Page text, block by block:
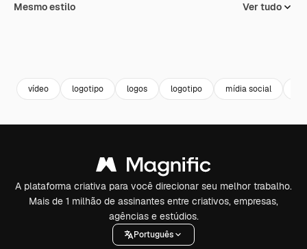
Mesmo estilo Ver tudo
vídeo logotipo logos logotipo mídia social
A plataforma criativa para você direcionar seu melhor trabalho.
Mais de 1 milhão de assinantes entre criativos, empresas,
agências e estúdios.
Português